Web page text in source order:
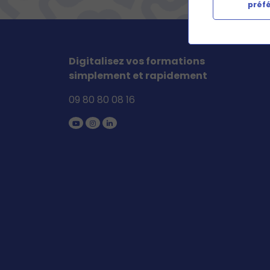
Digitalisez vos formations
simplement et rapidement
09 80 80 08 16